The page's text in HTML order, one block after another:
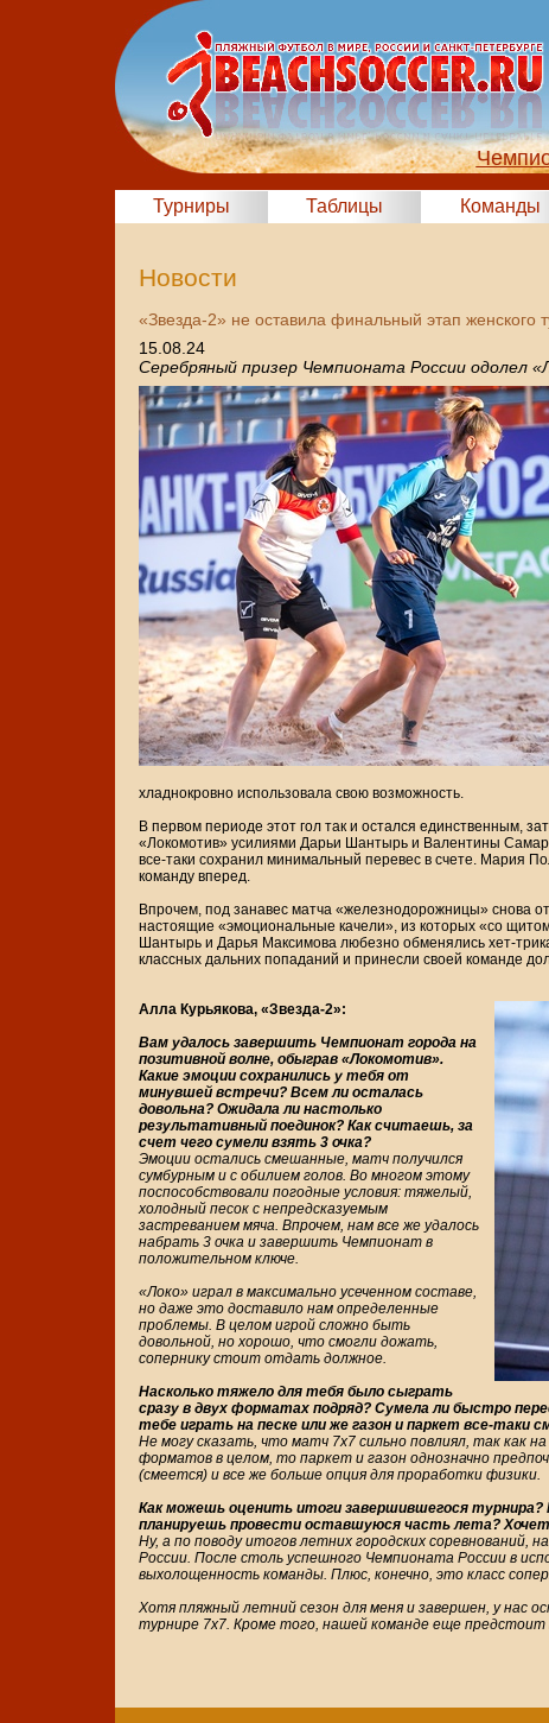
Турниры Таблицы Команды
Новости
«Звезда-2» не оставила финальный этап женского
15.08.24
Серебряный призер Чемпионата России одолел
хладнокровно использовала свою возможность.
В первом периоде этот гол так и остался единственным,
«Локомотив» усилиями Дарьи Шантырь и Валентины
все-таки сохранил минимальный перевес в счете. Мария
команду вперед.
Впрочем, под занавес матча «железнодорожницы» снова
настоящие «эмоциональные качели», из которых «со
Шантырь и Дарья Максимова любезно обменялись хет-
классных дальних попаданий и принесли своей команде
Алла Курьякова, «Звезда-2»:
Вам удалось завершить Чемпионат города на
позитивной волне, обыграв «Локомотив».
Какие эмоции сохранились у тебя от
минувшей встречи? Всем ли осталась
довольна? Ожидала ли настолько
результативный поединок? Как считаешь, за
счет чего сумели взять 3 очка?
Эмоции остались смешанные, матч получился
сумбурным и с обилием голов. Во многом этому
поспособствовали погодные условия: тяжелый,
холодный песок с непредсказуемым
застреванием мяча. Впрочем, нам все же удалось
набрать 3 очка и завершить Чемпионат в
положительном ключе.
«Локо» играл в максимально усеченном составе,
но даже это доставило нам определенные
проблемы. В целом игрой сложно быть
довольной, но хорошо, что смогли дожать,
сопернику стоит отдать должное.
Насколько тяжело для тебя было сыграть
сразу в двух форматах подряд? Сумела ли быстро
тебе играть на песке или же газон и паркет все-таки
Не могу сказать, что матч 7х7 сильно повлиял, так как
форматов в целом, то паркет и газон однозначно
(смеется) и все же больше опция для проработки физики.
Как можешь оценить итоги завершившегося турнира?
планируешь провести оставшуюся часть лета?
Ну, а по поводу итогов летних городских соревнований,
России. После столь успешного Чемпионата России в
выхолощенность команды. Плюс, конечно, это класс
Хотя пляжный летний сезон для меня и завершен, у нас
турнире 7х7. Кроме того, нашей команде еще предстоит